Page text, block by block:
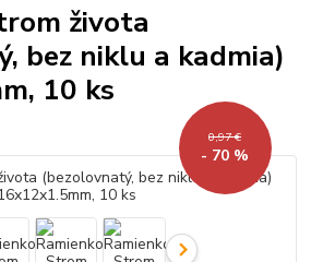
života
bez niklu a kadmia)
10 ks
0,97 €
- 70 %